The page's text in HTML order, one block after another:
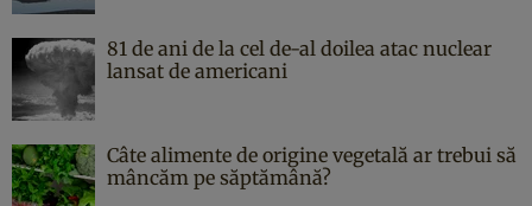
81 de ani de la cel de-al doilea atac nuclear
lansat de americani
Câte alimente de origine vegetală ar trebui să
mâncăm pe săptămână?